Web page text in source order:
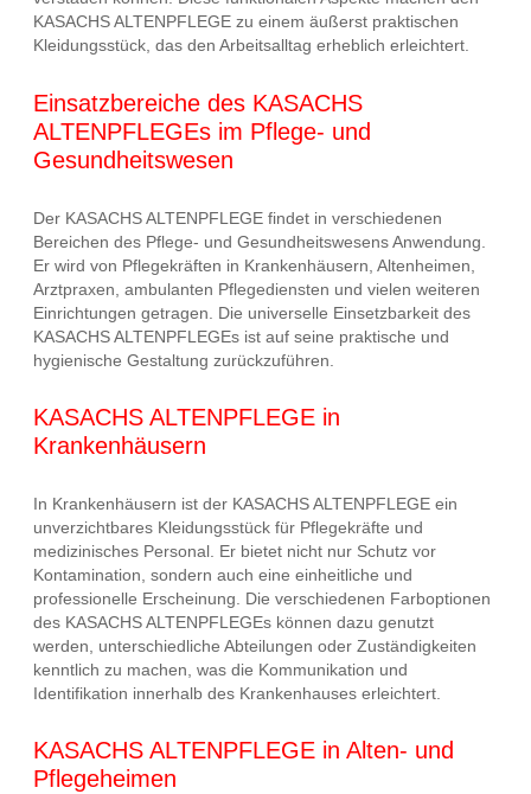
KASACHS ALTENPFLEGE zu einem äußerst praktischen
Kleidungsstück, das den Arbeitsalltag erheblich erleichtert.
Einsatzbereiche des KASACHS
ALTENPFLEGEs im Pflege- und
Gesundheitswesen
Der KASACHS ALTENPFLEGE findet in verschiedenen
Bereichen des Pflege- und Gesundheitswesens Anwendung.
Er wird von Pflegekräften in Krankenhäusern, Altenheimen,
Arztpraxen, ambulanten Pflegediensten und vielen weiteren
Einrichtungen getragen. Die universelle Einsetzbarkeit des
KASACHS ALTENPFLEGEs ist auf seine praktische und
hygienische Gestaltung zurückzuführen.
KASACHS ALTENPFLEGE in
Krankenhäusern
In Krankenhäusern ist der KASACHS ALTENPFLEGE ein
unverzichtbares Kleidungsstück für Pflegekräfte und
medizinisches Personal. Er bietet nicht nur Schutz vor
Kontamination, sondern auch eine einheitliche und
professionelle Erscheinung. Die verschiedenen Farboptionen
des KASACHS ALTENPFLEGEs können dazu genutzt
werden, unterschiedliche Abteilungen oder Zuständigkeiten
kenntlich zu machen, was die Kommunikation und
Identifikation innerhalb des Krankenhauses erleichtert.
KASACHS ALTENPFLEGE in Alten- und
Pflegeheimen